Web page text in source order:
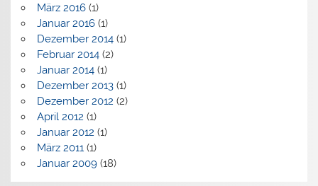
März 2016(1)
Januar 2016(1)
Dezember 2014(1)
Februar 2014(2)
Januar 2014(1)
Dezember 2013(1)
Dezember 2012 (2)
April 2012 (1)
Januar 2012 (1)
März 2011(1)
Januar 2009(18)